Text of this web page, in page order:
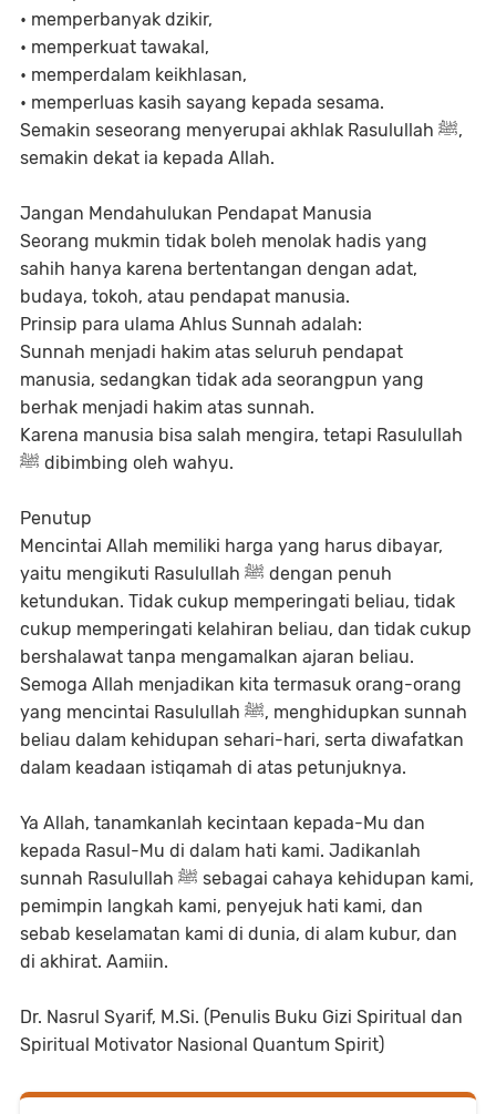
• memperbanyak dzikir,
• memperkuat tawakal,
• memperdalam keikhlasan,
• memperluas kasih sayang kepada sesama.
Semakin seseorang menyerupai akhlak Rasulullah ﷺ,
semakin dekat ia kepada Allah.
Jangan Mendahulukan Pendapat Manusia
Seorang mukmin tidak boleh menolak hadis yang
sahih hanya karena bertentangan dengan adat,
budaya, tokoh, atau pendapat manusia.
Prinsip para ulama Ahlus Sunnah adalah:
Sunnah menjadi hakim atas seluruh pendapat
manusia, sedangkan tidak ada seorangpun yang
berhak menjadi hakim atas sunnah.
Karena manusia bisa salah mengira, tetapi Rasulullah
ﷺ dibimbing oleh wahyu.
Penutup
Mencintai Allah memiliki harga yang harus dibayar,
yaitu mengikuti Rasulullah ﷺ dengan penuh
ketundukan. Tidak cukup memperingati beliau, tidak
cukup memperingati kelahiran beliau, dan tidak cukup
bershalawat tanpa mengamalkan ajaran beliau.
Semoga Allah menjadikan kita termasuk orang-orang
yang mencintai Rasulullah ﷺ, menghidupkan sunnah
beliau dalam kehidupan sehari-hari, serta diwafatkan
dalam keadaan istiqamah di atas petunjuknya.
Ya Allah, tanamkanlah kecintaan kepada-Mu dan
kepada Rasul-Mu di dalam hati kami. Jadikanlah
sunnah Rasulullah ﷺ sebagai cahaya kehidupan kami,
pemimpin langkah kami, penyejuk hati kami, dan
sebab keselamatan kami di dunia, di alam kubur, dan
di akhirat. Aamiin.
Dr. Nasrul Syarif, M.Si. (Penulis Buku Gizi Spiritual dan
Spiritual Motivator Nasional Quantum Spirit)